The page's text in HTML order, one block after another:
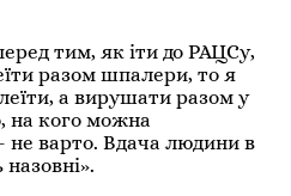
тим, як іти до РАЦСу,
разом шпалери, то я
а вирушати разом у
на кого можна
не варто. Вдача людини в